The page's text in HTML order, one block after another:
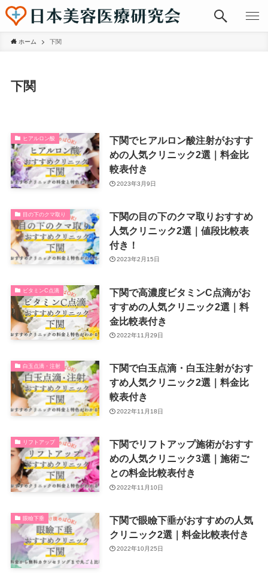
ホーム 下関
下関
ヒアルロン酸
下関でヒアルロン酸注射がおすす
めの人気クリニック2選｜料金比
較表付き
2023年3月9日
目の下のクマ取り
下関の目の下のクマ取りおすすめ
人気クリニック2選｜値段比較表
付き！
2023年2月15日
ビタミンC点滴
下関で高濃度ビタミンC点滴がお
すすめの人気クリニック2選｜料
金比較表付き
2022年11月29日
白玉点滴・注射
下関で白玉点滴・白玉注射がおす
すめ人気クリニック2選｜料金比
較表付き
2022年11月18日
リフトアップ
下関でリフトアップ施術がおすす
めの人気クリニック3選｜施術ご
との料金比較表付き
2022年11月10日
眼瞼下垂
下関で眼瞼下垂がおすすめの人気
クリニック2選｜料金比較表付き
2022年10月25日